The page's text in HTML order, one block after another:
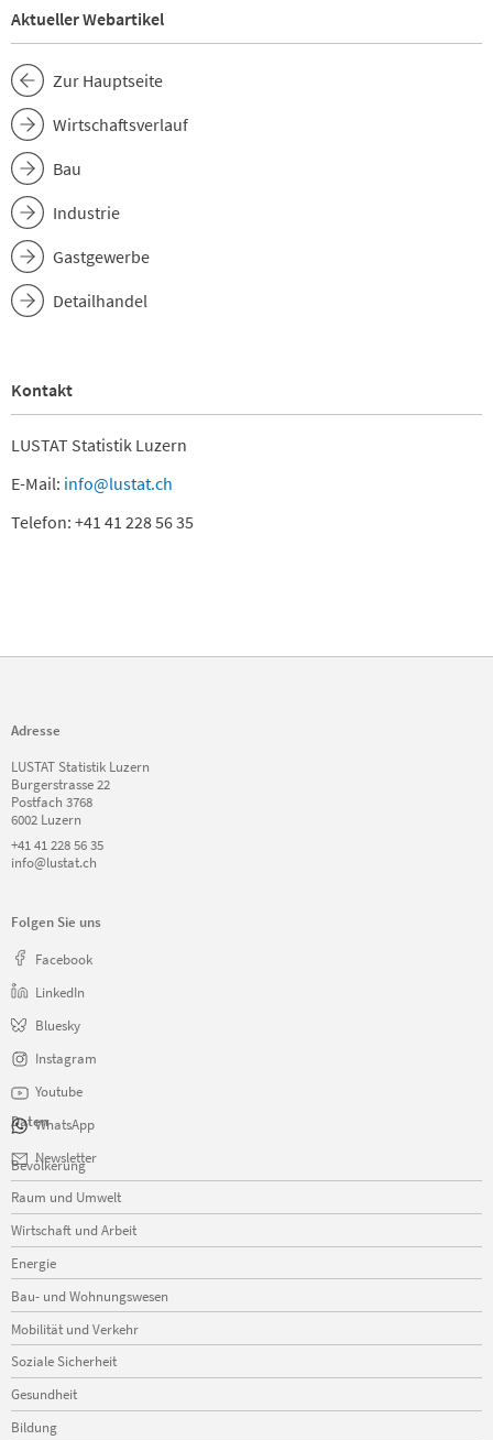
Aktueller Webartikel
Zur Hauptseite
Wirtschaftsverlauf
Bau
Industrie
Gastgewerbe
Detailhandel
Kontakt
LUSTAT Statistik Luzern
E-Mail: info@lustat.ch
Telefon: +41 41 228 56 35
Adresse
LUSTAT Statistik Luzern
Burgerstrasse 22
Postfach 3768
6002 Luzern
+41 41 228 56 35
info@lustat.ch
Folgen Sie uns
Facebook
LinkedIn
Bluesky
Instagram
Youtube
WhatsApp
Newsletter
Daten
Navigation
überspringen
Bevölkerung
Raum und Umwelt
Wirtschaft und Arbeit
Energie
Bau- und Wohnungswesen
Mobilität und Verkehr
Soziale Sicherheit
Gesundheit
Bildung